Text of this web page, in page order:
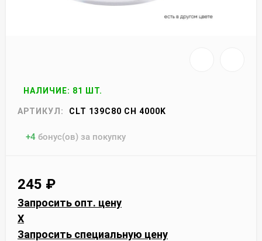
НАЛИЧИЕ: 81 ШТ.
АРТИКУЛ: CLT 139C80 CH 4000K
+4 бонус(ов) за покупку
245 ₽
Запросить опт. цену
X
Запросить специальную цену